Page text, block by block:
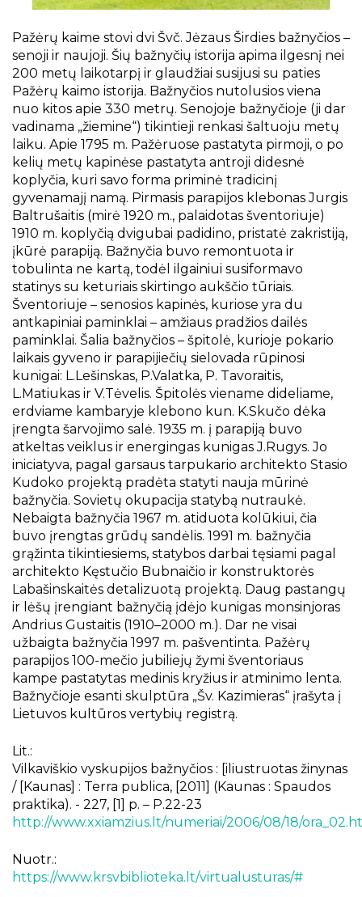
Piligrimų keliai Kauno rajone
Pažėrų kaime stovi dvi Švč. Jėzaus Širdies bažnyčios –
senoji ir naujoji. Šių bažnyčių istorija apima ilgesnį nei
200 metų laikotarpį ir glaudžiai susijusi su paties
Pažėrų kaimo istorija. Bažnyčios nutolusios viena
nuo kitos apie 330 metrų. Senojoje bažnyčioje (ji dar
vadinama „žiemine“) tikintieji renkasi šaltuoju metų
laiku. Apie 1795 m. Pažėruose pastatyta pirmoji, o po
kelių metų kapinėse pastatyta antroji didesnė
koplyčia, kuri savo forma priminė tradicinį
gyvenamajį namą. Pirmasis parapijos klebonas Jurgis
Baltrušaitis (mirė 1920 m., palaidotas šventoriuje)
1910 m. koplyčią dvigubai padidino, pristatė zakristiją,
įkūrė parapiją. Bažnyčia buvo remontuota ir
tobulinta ne kartą, todėl ilgainiui susiformavo
statinys su keturiais skirtingo aukščio tūriais.
Šventoriuje – senosios kapinės, kuriose yra du
antkapiniai paminklai – amžiaus pradžios dailės
paminklai. Šalia bažnyčios – špitolė, kurioje pokario
laikais gyveno ir parapijiečių sielovada rūpinosi
kunigai: L.Lešinskas, P.Valatka, P. Tavoraitis,
L.Matiukas ir V.Tėvelis. Špitolės viename dideliame,
erdviame kambaryje klebono kun. K.Skučo dėka
įrengta šarvojimo salė. 1935 m. į parapiją buvo
atkeltas veiklus ir energingas kunigas J.Rugys. Jo
iniciatyva, pagal garsaus tarpukario architekto Stasio
Kudoko projektą pradėta statyti nauja mūrinė
bažnyčia. Sovietų okupacija statybą nutraukė.
Nebaigta bažnyčia 1967 m. atiduota kolūkiui, čia
buvo įrengtas grūdų sandėlis. 1991 m. bažnyčia
grąžinta tikintiesiems, statybos darbai tęsiami pagal
architekto Kęstučio Bubnaičio ir konstruktorės
Labašinskaitės detalizuotą projektą. Daug pastangų
ir lėšų įrengiant bažnyčią įdėjo kunigas monsinjoras
Andrius Gustaitis (1910–2000 m.). Dar ne visai
užbaigta bažnyčia 1997 m. pašventinta. Pažėrų
parapijos 100-mečio jubiliejų žymi šventoriaus
kampe pastatytas medinis kryžius ir atminimo lenta.
Bažnyčioje esanti skulptūra „Šv. Kazimieras“ įrašyta į
Lietuvos kultūros vertybių registrą.
Lit.:
Vilkaviškio vyskupijos bažnyčios : [iliustruotas žinynas
/ [Kaunas] : Terra publica, [2011] (Kaunas : Spaudos
praktika). - 227, [1] p. – P.22-23
http://www.xxiamzius.lt/numeriai/2006/08/18/
Nuotr.:
https://www.krsvbiblioteka.lt/virtualusturas/#